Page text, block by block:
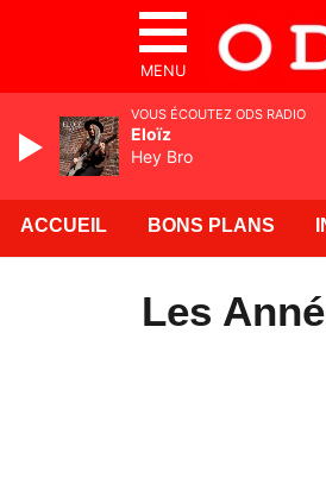
MENU
ACCUEIL BONS PLANS
Les
VOUS ÉCOUTEZ ODS RADIO
Eloïz
Hey Bro